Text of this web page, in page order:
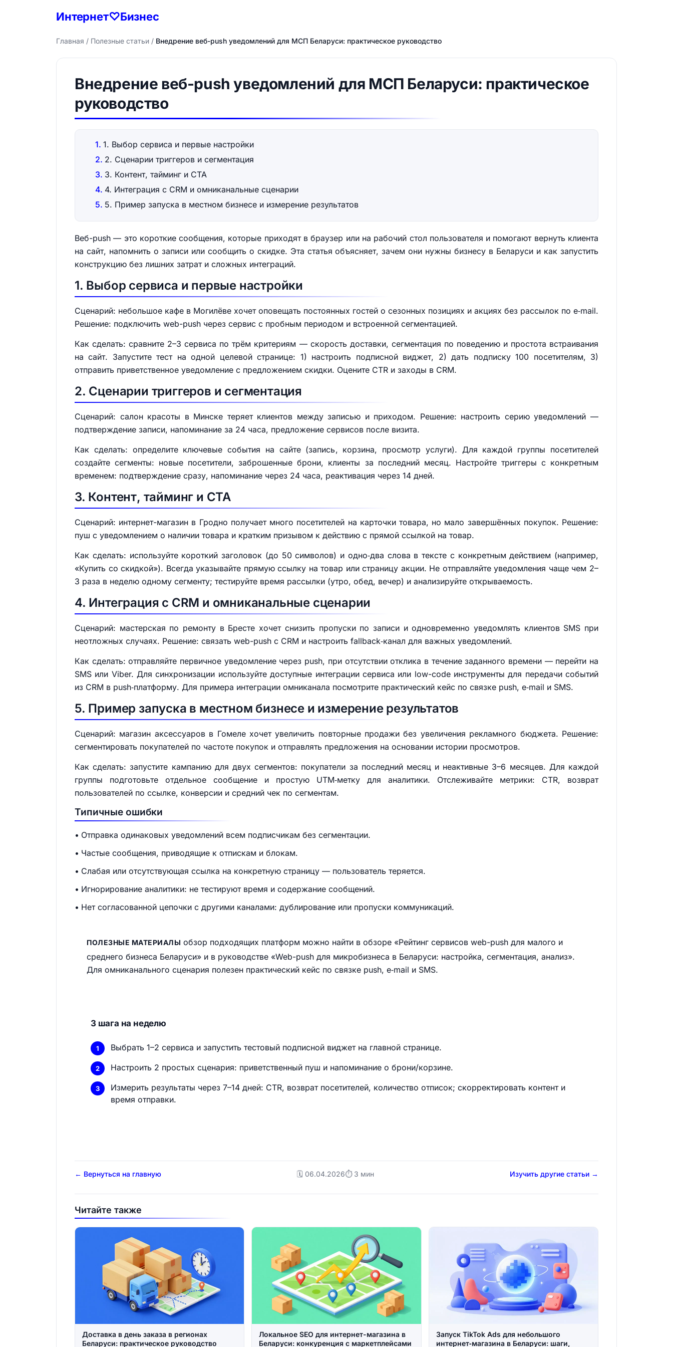
Интернет♡Бизнес
Главная / Полезные статьи / Внедрение веб-push уведомлений для МСП Беларуси: практическое руководство
Внедрение веб-push уведомлений для МСП Беларуси: практическое
руководство
1. Выбор сервиса и первые настройки
2. Сценарии триггеров и сегментация
3. Контент, тайминг и CTA
4. Интеграция с CRM и омниканальные сценарии
5. Пример запуска в местном бизнесе и измерение результатов
Веб-push — это короткие сообщения, которые приходят в браузер или на рабочий стол пользователя и помогают вернуть клиента
на сайт, напомнить о записи или сообщить о скидке. Эта статья объясняет, зачем они нужны бизнесу в Беларуси и как запустить
конструкцию без лишних затрат и сложных интеграций.
1. Выбор сервиса и первые настройки
Сценарий: небольшое кафе в Могилёве хочет оповещать постоянных гостей о сезонных позициях и акциях без рассылок по e‑mail.
Решение: подключить web-push через сервис с пробным периодом и встроенной сегментацией.
Как сделать: сравните 2–3 сервиса по трём критериям — скорость доставки, сегментация по поведению и простота встраивания
на сайт. Запустите тест на одной целевой странице: 1) настроить подписной виджет, 2) дать подписку 100 посетителям, 3)
отправить приветственное уведомление с предложением скидки. Оцените CTR и заходы в CRM.
2. Сценарии триггеров и сегментация
Сценарий: салон красоты в Минске теряет клиентов между записью и приходом. Решение: настроить серию уведомлений —
подтверждение записи, напоминание за 24 часа, предложение сервисов после визита.
Как сделать: определите ключевые события на сайте (запись, корзина, просмотр услуги). Для каждой группы посетителей
создайте сегменты: новые посетители, заброшенные брони, клиенты за последний месяц. Настройте триггеры с конкретным
временем: подтверждение сразу, напоминание через 24 часа, реактивация через 14 дней.
3. Контент, тайминг и CTA
Сценарий: интернет-магазин в Гродно получает много посетителей на карточки товара, но мало завершённых покупок. Решение:
пуш с уведомлением о наличии товара и кратким призывом к действию с прямой ссылкой на товар.
Как сделать: используйте короткий заголовок (до 50 символов) и одно‑два слова в тексте с конкретным действием (например,
«Купить со скидкой»). Всегда указывайте прямую ссылку на товар или страницу акции. Не отправляйте уведомления чаще чем 2–
3 раза в неделю одному сегменту; тестируйте время рассылки (утро, обед, вечер) и анализируйте открываемость.
4. Интеграция с CRM и омниканальные сценарии
Сценарий: мастерская по ремонту в Бресте хочет снизить пропуски по записи и одновременно уведомлять клиентов SMS при
неотложных случаях. Решение: связать web-push с CRM и настроить fallback‑канал для важных уведомлений.
Как сделать: отправляйте первичное уведомление через push, при отсутствии отклика в течение заданного времени — перейти на
SMS или Viber. Для синхронизации используйте доступные интеграции сервиса или low-code инструменты для передачи событий
из CRM в push‑платформу. Для примера интеграции омниканала посмотрите практический кейс по связке push, e‑mail и SMS.
5. Пример запуска в местном бизнесе и измерение результатов
Сценарий: магазин аксессуаров в Гомеле хочет увеличить повторные продажи без увеличения рекламного бюджета. Решение:
сегментировать покупателей по частоте покупок и отправлять предложения на основании истории просмотров.
Как сделать: запустите кампанию для двух сегментов: покупатели за последний месяц и неактивные 3–6 месяцев. Для каждой
группы подготовьте отдельное сообщение и простую UTM‑метку для аналитики. Отслеживайте метрики: CTR, возврат
пользователей по ссылке, конверсии и средний чек по сегментам.
Типичные ошибки
Отправка одинаковых уведомлений всем подписчикам без сегментации.
Частые сообщения, приводящие к отпискам и блокам.
Слабая или отсутствующая ссылка на конкретную страницу — пользователь теряется.
Игнорирование аналитики: не тестируют время и содержание сообщений.
Нет согласованной цепочки с другими каналами: дублирование или пропуски коммуникаций.
ПОЛЕЗНЫЕ МАТЕРИАЛЫ обзор подходящих платформ можно найти в обзоре «Рейтинг сервисов web-push для малого и
среднего бизнеса Беларуси» и в руководстве «Web-push для микробизнеса в Беларуси: настройка, сегментация, анализ».
Для омниканального сценария полезен практический кейс по связке push, e‑mail и SMS.
3 шага на неделю
Выбрать 1–2 сервиса и запустить тестовый подписной виджет на главной странице.
Настроить 2 простых сценария: приветственный пуш и напоминание о брони/корзине.
Измерить результаты через 7–14 дней: CTR, возврат посетителей, количество отписок; скорректировать контент и
время отправки.
← Вернуться на главную 🗓️ 06.04.2026⏱ 3 мин Изучить другие статьи →
Читайте также
Доставка в день заказа в регионах
Беларуси: практическое руководство
Локальное SEO для интернет-магазина в
Беларуси: конкуренция с маркетплейсами
Запуск TikTok Ads для небольшого
интернет‑магазина в Беларуси: шаги,